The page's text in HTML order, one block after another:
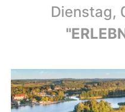
Dienstag,